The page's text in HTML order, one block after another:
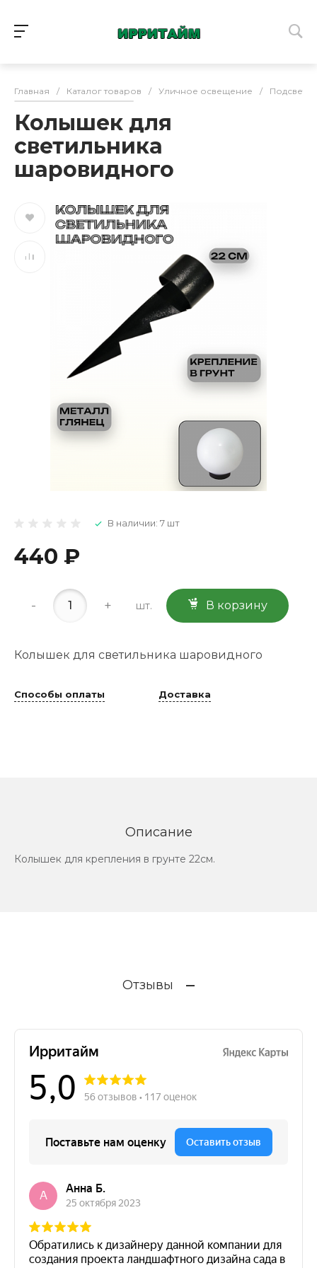
Главная / Каталог товаров / Уличное освещение /
Колышек для
светильника
шаровидного
В наличии: 7 шт
440 ₽
- + шт. В корзину
Колышек для светильника шаровидного
Способы оплаты Доставка
Описание
Колышек для крепления в грунте 22см.
Отзывы